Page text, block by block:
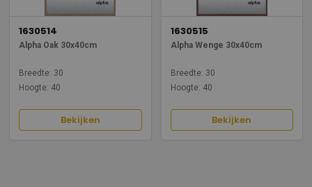
1630514
Alpha Oak 30x40cm
Breedte: 30
Hoogte: 40
Bekijken
1630515
Alpha Wenge 30x40cm
Breedte: 30
Hoogte: 40
Bekijken